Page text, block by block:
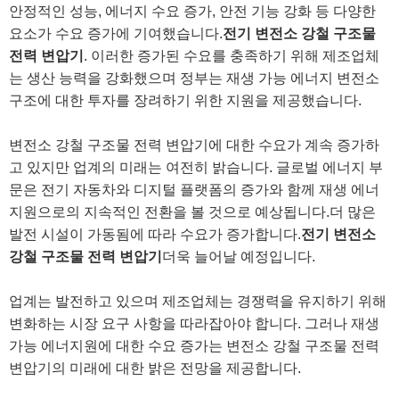
안정적인 성능, 에너지 수요 증가, 안전 기능 강화 등 다양한
요소가 수요 증가에 기여했습니다.전기 변전소 강철 구조물
전력 변압기 . 이러한 증가된 수요를 충족하기 위해 제조업체
는 생산 능력을 강화했으며 정부는 재생 가능 에너지 변전소
구조에 대한 투자를 장려하기 위한 지원을 제공했습니다.
변전소 강철 구조물 전력 변압기에 대한 수요가 계속 증가하
고 있지만 업계의 미래는 여전히 밝습니다. 글로벌 에너지 부
문은 전기 자동차와 디지털 플랫폼의 증가와 함께 재생 에너
지원으로의 지속적인 전환을 볼 것으로 예상됩니다.더 많은
발전 시설이 가동됨에 따라 수요가 증가합니다.전기 변전소
강철 구조물 전력 변압기 더욱 늘어날 예정입니다.
업계는 발전하고 있으며 제조업체는 경쟁력을 유지하기 위해
변화하는 시장 요구 사항을 따라잡아야 합니다. 그러나 재생
가능 에너지원에 대한 수요 증가는 변전소 강철 구조물 전력
변압기의 미래에 대한 밝은 전망을 제공합니다.